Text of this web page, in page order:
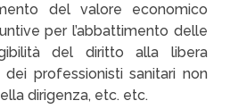
del valore economico
per l’abbattimento delle
del diritto alla libera
professionisti sanitari non
dirigenza, etc. etc.